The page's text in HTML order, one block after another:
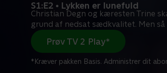
S1:E2 • Lykken er lunefuld
Christian Degn og kæresten Trine
grund af nedsat sædkvalitet. Men
Prøv TV 2 Play*
*Kræver pakken Basis. Administrer dit